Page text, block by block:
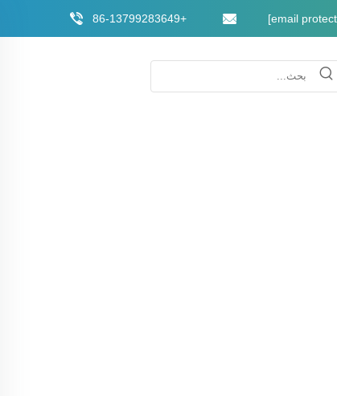
+86-13799283649